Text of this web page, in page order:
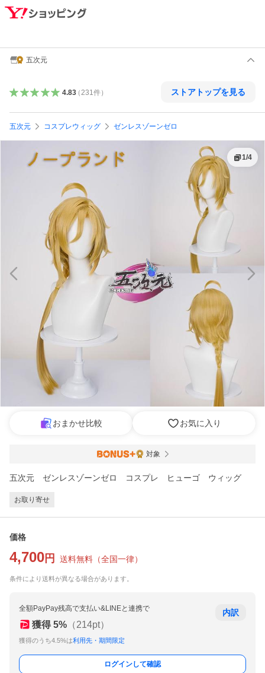
五次元
4.83（ 231件） ストアトップを見る
五次元 コスプレウィッグ ゼンレスゾーンゼロ
1/4
おまかせ比較 お気に入り
対象
五次元 ゼンレスゾーンゼロ コスプレ ヒューゴ ウィッグ
お取り寄せ
価格
4,700 円 送料無料 （全国一律）
条件により送料が異なる場合があります。
全額PayPay残高で支払い&LINEと連携で
獲得 5% （214pt）
獲得のうち4.5%は利用先・期間限定
内訳
ログインして確認